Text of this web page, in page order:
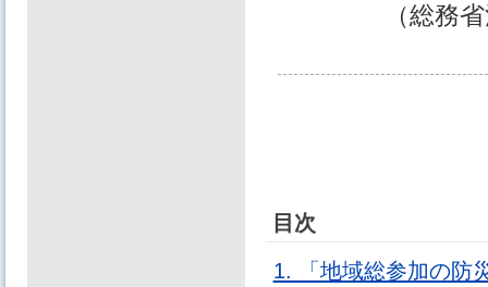
（総務
目次
1. 「地域総参加の防